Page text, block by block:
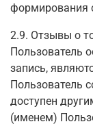
формирования
2.9. Отзывы о
Пользователь
запись,
Пользователь
доступен
(именем)